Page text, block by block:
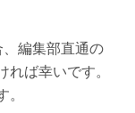
編集部直通の
ば幸いです。